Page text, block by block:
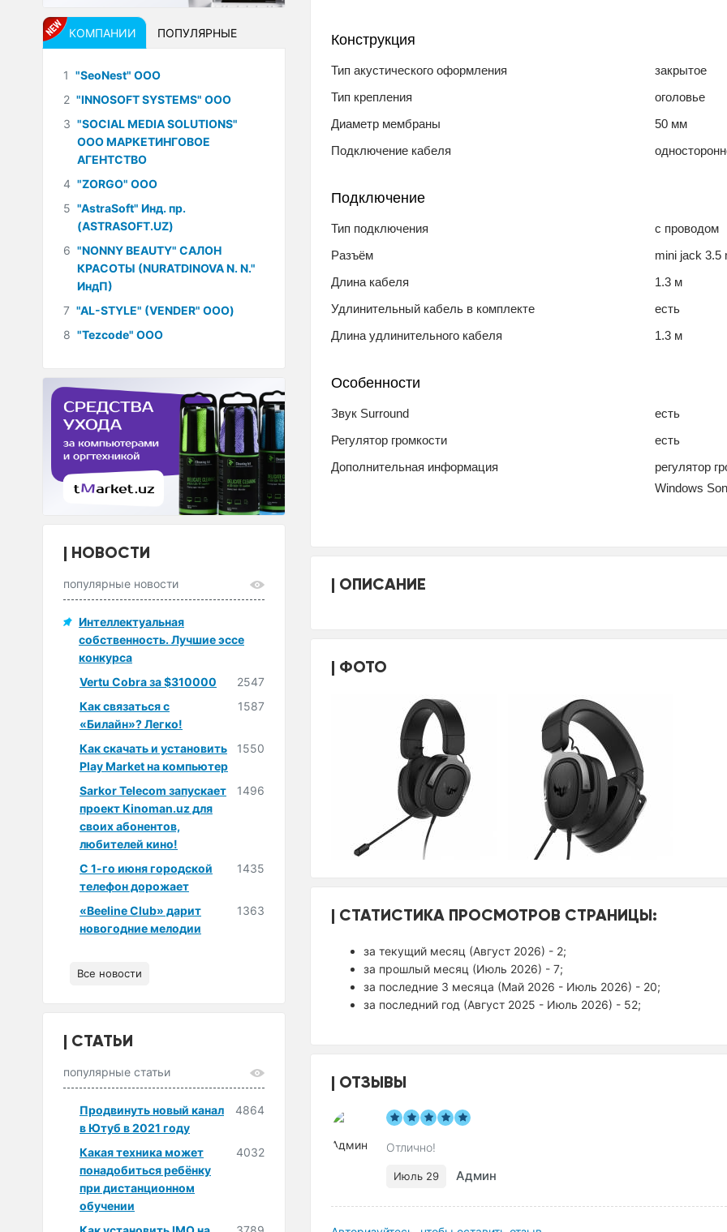
Конструкция
Тип акустического оформления
закрытое
Тип крепления
оголовье
Диаметр мембраны
50 мм
Подключение кабеля
Подключение
Тип подключения
с проводом
Разъём
mini jack 3.5
Длина кабеля
1.3 м
Удлинительный кабель в комплекте
есть
Длина удлинительного кабеля
1.3 м
Особенности
Звук Surround
есть
Регулятор громкости
есть
Дополнительная информация
регулятор
Windows
ОПИСАНИЕ
ФОТО
СТАТИСТИКА ПРОСМОТРОВ СТРАНИЦЫ:
за текущий месяц (Август 2026) - 2;
за прошлый месяц (Июль 2026) - 7;
за последние 3 месяца (Май 2026 - Июль 2026) - 20;
за последний год (Август 2025 - Июль 2026) - 52;
ОТЗЫВЫ
Отлично!
Июль 29 Админ
КОМПАНИИ ПОПУЛЯРНЫЕ
1 "SeoNest" ООО
2 "INNOSOFT SYSTEMS" ООО
3 "SOCIAL MEDIA SOLUTIONS"
ООО МАРКЕТИНГОВОЕ
АГЕНТСТВО
4 "ZORGO" ООО
5 "AstraSoft" Инд. пр.
(ASTRASOFT.UZ)
6 "NONNY BEAUTY" САЛОН
КРАСОТЫ (NURATDINOVA N. N."
ИндП)
7 "AL-STYLE" (VENDER" ООО)
8 "Tezcode" ООО
НОВОСТИ
популярные новости
Интеллектуальная
собственность. Лучшие эссе
конкурса
Vertu Cobra за $310000
2547
Как связаться с
«Билайн»? Легко!
1587
Как скачать и установить
Play Market на компьютер
1550
Sarkor Telecom запускает
проект Kinoman.uz для
своих абонентов,
любителей кино!
1496
С 1-го июня городской
телефон дорожает
1435
«Beeline Club» дарит
новогодние мелодии
1363
Все новости
СТАТЬИ
популярные статьи
Продвинуть новый канал
в Ютуб в 2021 году
4864
Какая техника может
понадобиться ребёнку
при дистанционном
обучении
4032